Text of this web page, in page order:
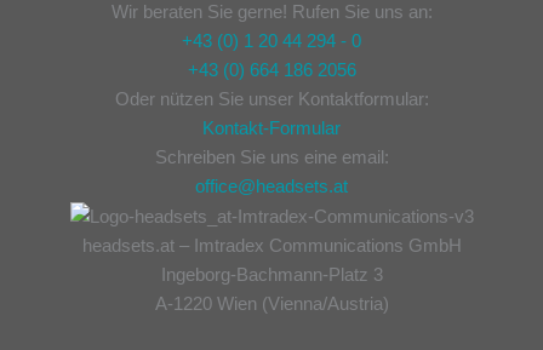
Wir beraten Sie gerne! Rufen Sie uns an:
+43 (0) 1 20 44 294 - 0
+43 (0) 664 186 2056
Oder nützen Sie unser Kontaktformular:
Kontakt-Formular
Schreiben Sie uns eine email:
office@headsets.at
headsets.at – Imtradex Communications GmbH
Ingeborg-Bachmann-Platz 3
A-1220 Wien (Vienna/Austria)